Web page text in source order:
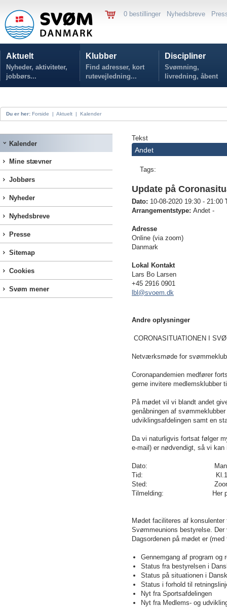
0 bestillinger Nyhedsbreve
Aktuelt
Nyheder, aktiviteter,
jobbørs...
Klubber
Find adresser, kort
rutevejledning...
Discipliner
Svømning,
livredning, åbent
vand...
Du er her: Forside | Aktuelt | Kalender
Kalender
Mine stævner
Jobbørs
Nyheder
Nyhedsbreve
Presse
Sitemap
Cookies
Svøm mener
Tekst
Andet
Tags:
Update på
Dato: 10-08-2020 19:30 - 21:00
Arrangementstype: Andet -
Adresse
Online (via zoom)
Danmark
Lokal Kontakt
Lars Bo Larsen
+45 2916 0901
lbl@svoem.dk
Andre oplysninger
CORONASITUATIONEN I
Netværksmøde for
Coronapandemien medfører
gerne invitere
På mødet vil vi blandt andet
genåbningen af
udviklingsafdelingen samt en
Da vi naturligvis fortsat følger
e-mail) er nødvendigt, så vi
Dato: Mandag den
Tid: Kl.19.30-
Sted: Zoom (du vil
Tilmelding: Her på siden
Mødet faciliteres af
Svømmeunions bestyrelse.
Dagsordenen på mødet er
Gennemgang af program og
Status fra bestyrelsen i
Status på situationen i
Status i forhold til
Nyt fra Sportsafdelingen
Nyt fra Medlems- og